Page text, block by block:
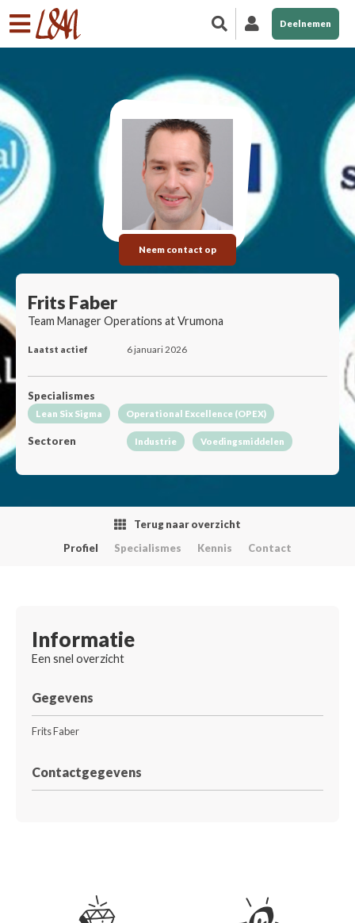
Deelnemen
Neem contact op
Frits Faber
Team Manager Operations at Vrumona
Laatst actief 6 januari 2026
Specialismes
Lean Six Sigma Operational Excellence (OPEX)
Sectoren Industrie Voedingsmiddelen
Terug naar overzicht
Profiel
Specialismes Kennis Contact
Informatie
Een snel overzicht
Gegevens
Frits Faber
Contactgegevens